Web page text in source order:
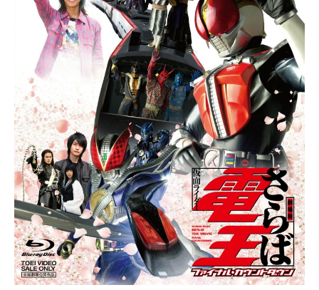
Sキャラクターデザイン：兼森義則監
督：ときたひろこ制作協力：マッド
ハウス公開開始年＆季節1989秋アニ
メ(C)1989浦沢直樹,スタジオナッツ/
小学館動画配信情報【PR】※本ペー
ジは動画配信サービスのプロモーシ
ョンが含まれています。※詳細や最
新の配信情報は配信サービス公式サ
イトをご確認ください。DMMTV月額
550円（税込）で新作アニメから懐か
しの名作まで見放題の「DMMTV」。
マルチデバイス対応で、会員限定の
お得な特典も盛りだくさん。動画を
見る